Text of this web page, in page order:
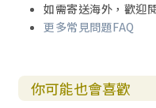
如需寄送海外，歡迎
更多常見問題FAQ
你可能也會喜歡